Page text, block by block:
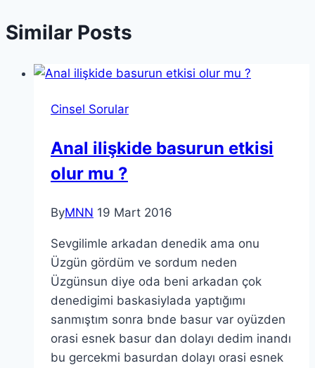
Similar Posts
Cinsel Sorular
Anal ilişkide basurun etkisi
olur mu ?
ByMNN 19 Mart 2016
Sevgilimle arkadan denedik ama onu
Üzgün gördüm ve sordum neden
Üzgünsun diye oda beni arkadan çok
denedigimi baskasiylada yaptığımı
sanmıştım sonra bnde basur var oyüzden
orasi esnek basur dan dolayı dedim inandı
bu gercekmi basurdan dolayı orasi esnek